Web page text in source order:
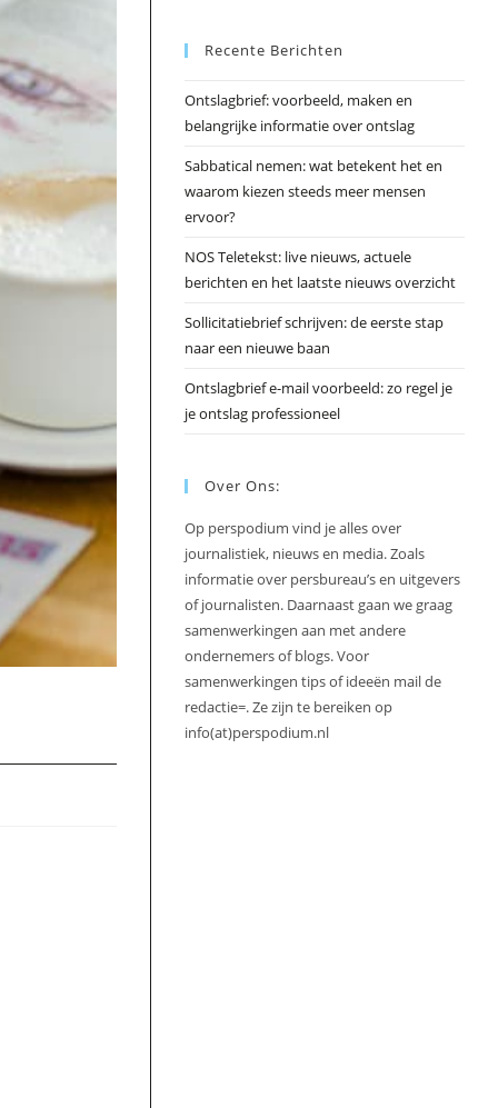
Recente Berichten
Ontslagbrief: voorbeeld, maken en
belangrijke informatie over ontslag
Sabbatical nemen: wat betekent het en
waarom kiezen steeds meer mensen
ervoor?
NOS Teletekst: live nieuws, actuele
berichten en het laatste nieuws overzicht
Sollicitatiebrief schrijven: de eerste stap
naar een nieuwe baan
Ontslagbrief e-mail voorbeeld: zo regel je
je ontslag professioneel
Over Ons:
Op perspodium vind je alles over
journalistiek, nieuws en media. Zoals
informatie over persbureau’s en uitgevers
of journalisten. Daarnaast gaan we graag
samenwerkingen aan met andere
ondernemers of blogs. Voor
samenwerkingen tips of ideeën mail de
redactie=. Ze zijn te bereiken op
info(at)perspodium.nl